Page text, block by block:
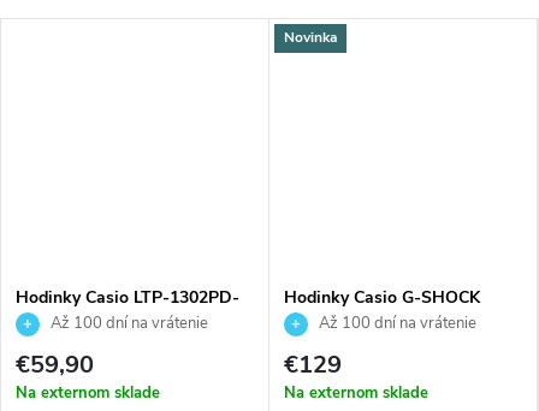
Hodinky Casio LTP-1302PD-
1A1VEGAž 100 dní na vrátenie
tovaru. Autorizovaný predajca.
€59,90
Na externom sklade
Novinka
Hodinky Casio G-SHOCK
GMA-P2100SR-7AER
Až 100 dní na vrátenie
tovaru. Autorizovaný predajca.
€129
Na externom sklade